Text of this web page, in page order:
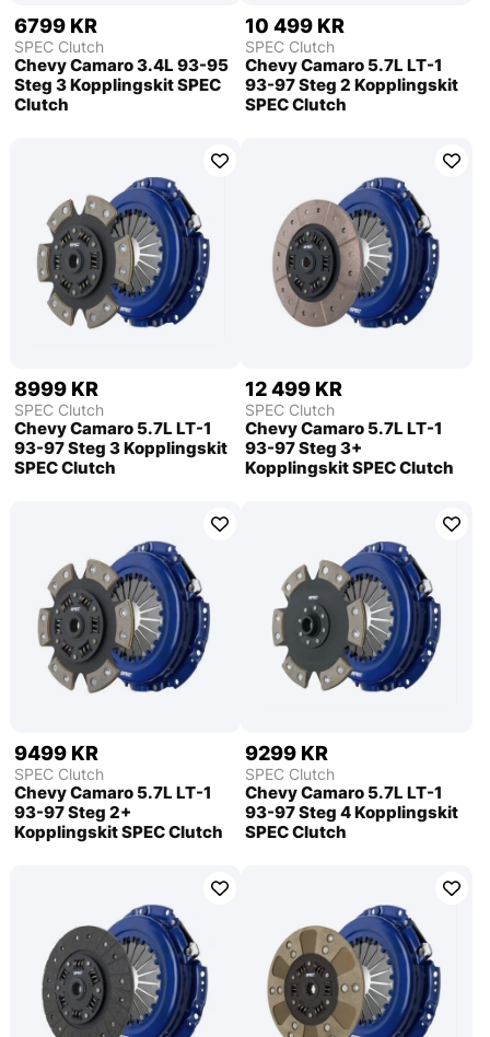
6799 KR
SPEC Clutch
Chevy Camaro 3.4L 93-95
Steg 3 Kopplingskit SPEC
Clutch
10 499 KR
SPEC Clutch
Chevy Camaro 5.7L LT-1
93-97 Steg 2 Kopplingskit
SPEC Clutch
8999 KR
SPEC Clutch
Chevy Camaro 5.7L LT-1
93-97 Steg 3 Kopplingskit
SPEC Clutch
12 499 KR
SPEC Clutch
Chevy Camaro 5.7L LT-1
93-97 Steg 3+
Kopplingskit SPEC Clutch
9499 KR
SPEC Clutch
Chevy Camaro 5.7L LT-1
93-97 Steg 2+
Kopplingskit SPEC Clutch
9299 KR
SPEC Clutch
Chevy Camaro 5.7L LT-1
93-97 Steg 4 Kopplingskit
SPEC Clutch